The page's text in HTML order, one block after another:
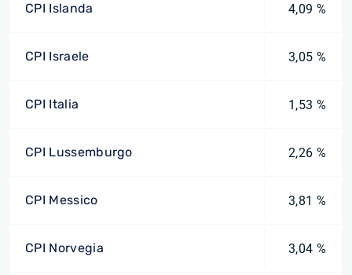
CPI Islanda 4,09 %
CPI Israele 3,05 %
CPI Italia 1,53 %
CPI Lussemburgo 2,26 %
CPI Messico 3,81 %
CPI Norvegia 3,04 %